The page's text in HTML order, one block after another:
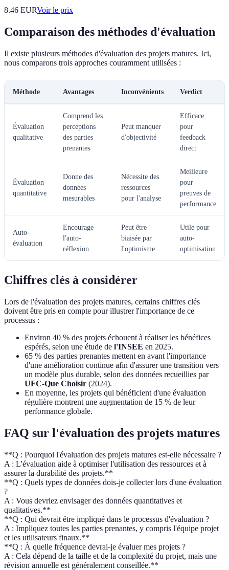
8.46 EURVoir le prix
Comparaison des méthodes d'évaluation
Il existe plusieurs méthodes d'évaluation des projets matures. Ici,
nous comparons trois approches couramment utilisées :
Méthode Avantages Inconvénients Verdict
Évaluation
qualitative
Comprend les
perceptions
des parties
prenantes
Peut manquer
d'objectivité
Efficace
pour
feedback
direct
Évaluation
quantitative
Donne des
données
mesurables
Nécessite des
ressources
pour l'analyse
Meilleure
pour
preuves de
performance
Auto-
évaluation
Encourage
l'auto-
réflexion
Peut être
biaisée par
l'optimisme
Utile pour
auto-
optimisation
Chiffres clés à considérer
Lors de l'évaluation des projets matures, certains chiffres clés
doivent être pris en compte pour illustrer l'importance de ce
processus :
Environ 40 % des projets échouent à réaliser les bénéfices
espérés, selon une étude de l'INSEE en 2025.
65 % des parties prenantes mettent en avant l'importance
d'une amélioration continue afin d'assurer une transition vers
un modèle plus durable, selon des données recueillies par
UFC-Que Choisir (2024).
En moyenne, les projets qui bénéficient d'une évaluation
régulière montrent une augmentation de 15 % de leur
performance globale.
FAQ sur l'évaluation des projets matures
**Q : Pourquoi l'évaluation des projets matures est-elle nécessaire ?
A : L'évaluation aide à optimiser l'utilisation des ressources et à
assurer la durabilité des projets.**
**Q : Quels types de données dois-je collecter lors d'une évaluation
?
A : Vous devriez envisager des données quantitatives et
qualitatives.**
**Q : Qui devrait être impliqué dans le processus d'évaluation ?
A : Impliquez toutes les parties prenantes, y compris l'équipe projet
et les utilisateurs finaux.**
**Q : À quelle fréquence devrai-je évaluer mes projets ?
A : Cela dépend de la taille et de la complexité du projet, mais une
révision annuelle est généralement conseillée.**